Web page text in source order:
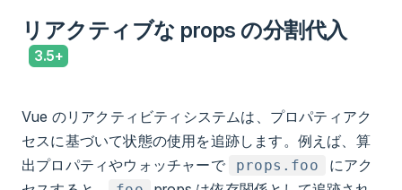
リアクティブな props の分割代入
Vue のリアクティビティシステムは、プロパティアク
セスに基づいて状態の使用を追跡します。例えば、算
出プロパティやウォッチャーで
props.foo
にアク